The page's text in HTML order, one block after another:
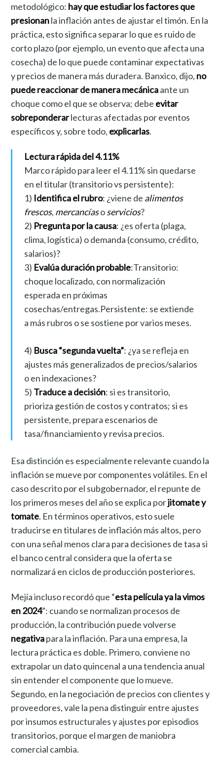
metodológico: hay que estudiar los factores que
presionanla inflación antes de ajustar el timón. En la
práctica, esto significa separar lo que es ruido de
corto plazo (por ejemplo, un evento que afecta una
cosecha) de lo que puede contaminar expectativas
y precios de manera más duradera. Banxico, dijo, no
puede reaccionar de manera mecánicaante un
choque como el que se observa; debe evitar
sobreponderarlecturas afectadas por eventos
específicos y, sobre todo, explicarlas.
Lectura rápida del 4.11%
Marco rápido para leer el 4.11% sin quedarse
en el titular (transitorio vs persistente):
1) Identifica el rubro: ¿viene de alimentos
frescos, mercancíasoservicios?
2) Pregunta por la causa: ¿es oferta (plaga,
clima, logística) o demanda (consumo, crédito,
salarios)?
3) Evalúa duración probable:Transitorio:
choque localizado, con normalización
esperada en próximas
cosechas/entregas.Persistente: se extiende
a más rubros o se sostiene por varios meses.
4) Busca “segunda vuelta”: ¿ya se refleja en
ajustes más generalizados de precios/salarios
o en indexaciones?
5) Traduce a decisión: si es transitorio,
prioriza gestión de costos y contratos; si es
persistente, prepara escenarios de
tasa/financiamiento y revisa precios.
Esa distinción es especialmente relevante cuando la
inflación se mueve por componentes volátiles. En el
caso descrito por el subgobernador, el repunte de
los primeros meses del año se explica porjitomate y
tomate. En términos operativos, esto suele
traducirse en titulares de inflación más altos, pero
con una señal menos clara para decisiones de tasa si
el banco central considera que la oferta se
normalizará en ciclos de producción posteriores.
Mejía incluso recordó que “esta película ya la vimos
en 2024”: cuando se normalizan procesos de
producción, la contribución puede volverse
negativapara la inflación. Para una empresa, la
lectura práctica es doble. Primero, conviene no
extrapolar un dato quincenal a una tendencia anual
sin entender el componente que lo mueve.
Segundo, en la negociación de precios con clientes y
proveedores, vale la pena distinguir entre ajustes
por insumos estructurales y ajustes por episodios
transitorios, porque el margen de maniobra
comercial cambia.